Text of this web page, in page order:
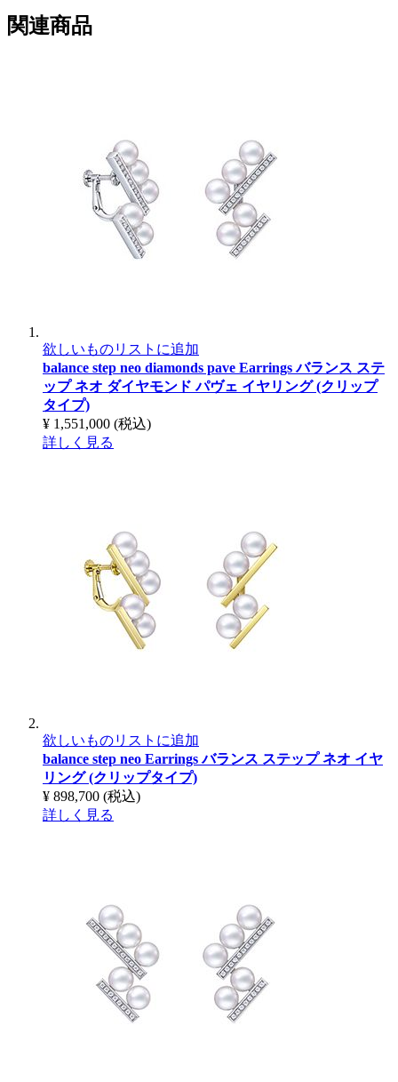
関連商品
欲しいものリストに追加
balance step neo diamonds pave Earringsバランス ステ
ップ ネオ ダイヤモンド パヴェ イヤリング (クリップ
タイプ)
¥ 1,551,000 (税込)
詳しく見る
欲しいものリストに追加
balance step neo Earringsバランス ステップ ネオ イヤ
リング (クリップタイプ)
¥ 898,700 (税込)
詳しく見る